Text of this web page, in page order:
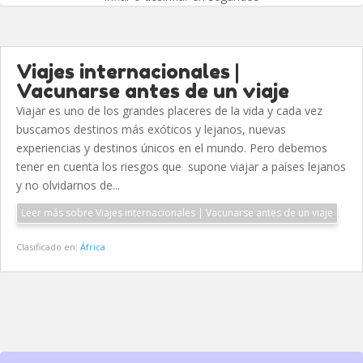
Viajes internacionales |
Vacunarse antes de un viaje
Viajar es uno de los grandes placeres de la vida y cada vez
buscamos destinos más exóticos y lejanos, nuevas
experiencias y destinos únicos en el mundo. Pero debemos
tener en cuenta los riesgos que supone viajar a países lejanos
y no olvidarnos de...
Leer más sobre Viajes internacionales | Vacunarse antes de un viaje
Clasificado en: África